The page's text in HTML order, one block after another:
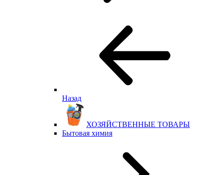
Назад
ХОЗЯЙСТВЕННЫЕ ТОВАРЫ
Бытовая химия